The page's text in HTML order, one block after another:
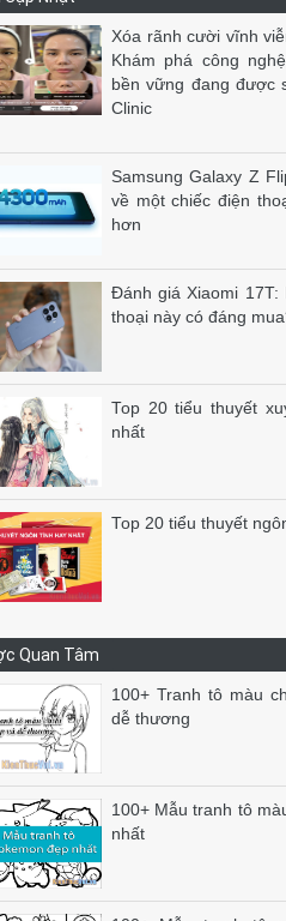
Xóa rãnh cười vĩnh
Khám phá công
bền vững đang được
Clinic
Samsung Galaxy Z
về một chiếc điện
hơn
Đánh giá Xiaomi 17T:
thoại này có đáng
Top 20 tiểu thuyết
nhất
Top 20 tiểu thuyết
Quan Tâm
100+ Tranh tô màu
dễ thương
100+ Mẫu tranh tô
nhất